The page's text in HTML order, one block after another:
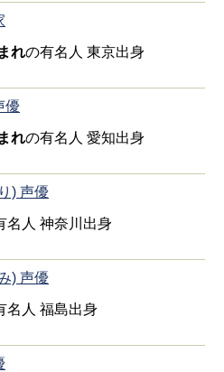
れの有名人 東京出身
優
れの有名人 愛知出身
) 声優
名人 神奈川出身
) 声優
名人 福島出身